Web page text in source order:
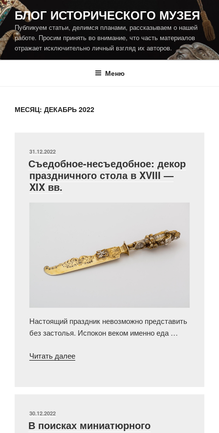
Перейти
к
содержимому
БЛОГ ИСТОРИЧЕСКОГО МУЗЕЯ
Публикуем статьи, делимся планами, рассказываем о нашей
работе. Просим принять во внимание, что часть материалов
отражает исключительно личный взгляд их авторов.
Меню
МЕСЯЦ: ДЕКАБРЬ 2022
ОПУБЛИКОВАНО
31.12.2022
Съедобное-несъедобное: декор
праздничного стола в XVIII —
XIX вв.
Настоящий праздник невозможно представить
без застолья. Испокон веком именно еда …
Читать далее«Съедобное-
XVIII
ОПУБЛИКОВАНО
30.12.2022
В поисках миниатюрного